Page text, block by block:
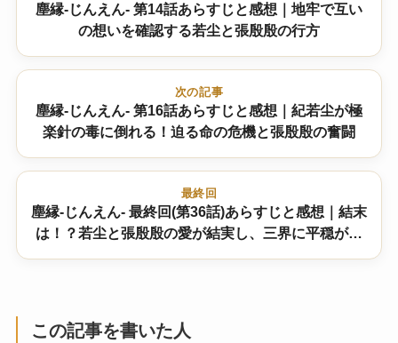
塵縁-じんえん- 第14話あらすじと感想｜地牢で互い
の想いを確認する若尘と張殷殷の行方
次の記事
塵縁-じんえん- 第16話あらすじと感想｜紀若尘が極
楽針の毒に倒れる！迫る命の危機と張殷殷の奮闘
最終回
塵縁-じんえん- 最終回(第36話)あらすじと感想｜結末
は！？若尘と張殷殷の愛が結実し、三界に平穏が訪
この記事を書いた人